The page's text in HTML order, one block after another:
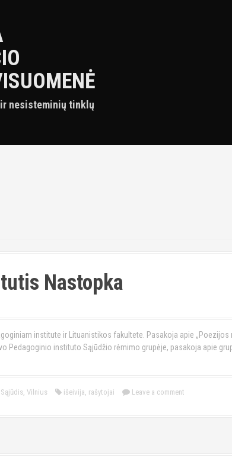
nesisteminių tinklų
Nastopka
institute ir Lituanistikos fakultete. Pasakoja apie „Poezijos
Pedagoginio instituto Sąjūdžio rėmimo grupėje, pasakoja apie
Sąjūdis, Vilnius išeivija, rašytojai Leave a comment